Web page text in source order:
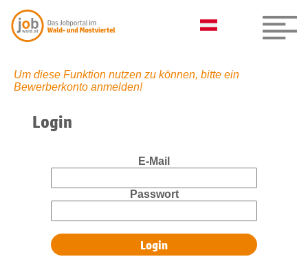
Um diese Funktion nutzen zu können, bitte ein
Bewerberkonto anmelden!
Login
E-Mail
Passwort